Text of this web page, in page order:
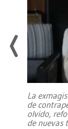
La
de
olvido,
de nuevas